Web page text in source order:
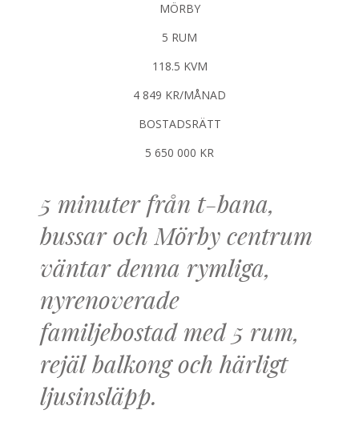
MÖRBY
5 RUM
118.5 KVM
4 849 KR/MÅNAD
BOSTADSRÄTT
5 650 000 KR
5 minuter från t-bana,
bussar och Mörby centrum
väntar denna rymliga,
nyrenoverade
familjebostad med 5 rum,
rejäl balkong och härligt
ljusinsläpp.